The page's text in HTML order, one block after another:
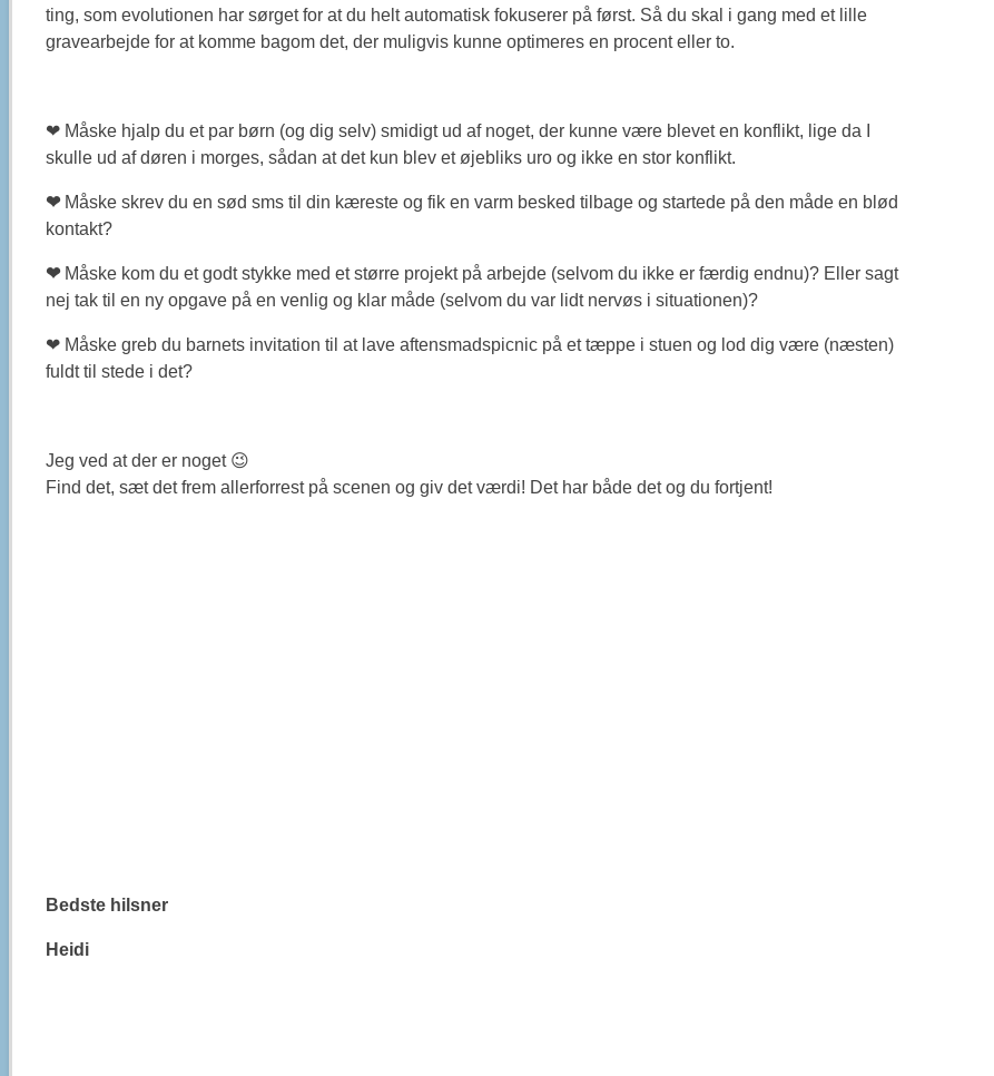
ting, som evolutionen har sørget for at du helt automatisk fokuserer på først. Så du skal i gang med et lille
gravearbejde for at komme bagom det, der muligvis kunne optimeres en procent eller to.
❤ Måske hjalp du et par børn (og dig selv) smidigt ud af noget, der kunne være blevet en konflikt, lige da I
skulle ud af døren i morges, sådan at det kun blev et øjebliks uro og ikke en stor konflikt.
❤ Måske skrev du en sød sms til din kæreste og fik en varm besked tilbage og startede på den måde en blød
kontakt?
❤ Måske kom du et godt stykke med et større projekt på arbejde (selvom du ikke er færdig endnu)? Eller sagt
nej tak til en ny opgave på en venlig og klar måde (selvom du var lidt nervøs i situationen)?
❤ Måske greb du barnets invitation til at lave aftensmadspicnic på et tæppe i stuen og lod dig være (næsten)
fuldt til stede i det?
Jeg ved at der er noget 😉
Find det, sæt det frem allerforrest på scenen og giv det værdi! Det har både det og du fortjent!
Bedste hilsner
Heidi